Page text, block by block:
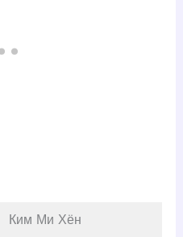
Ким Ми Хён